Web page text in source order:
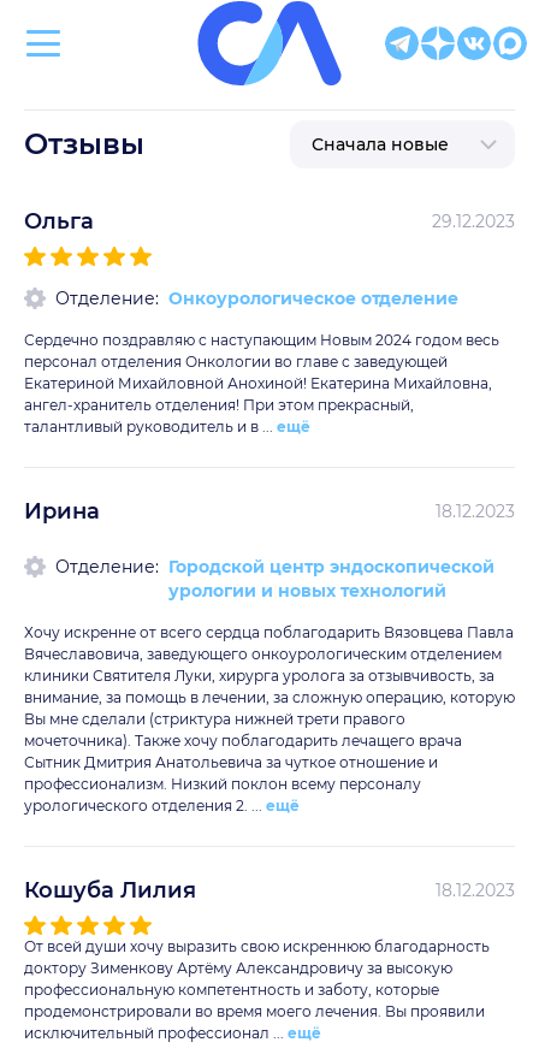
Отзывы
Ольга 29.12.2023
Отделение: Онкоурологическое отделение
Сердечно поздравляю с наступающим Новым 2024 годом весь
персонал отделения Онкологии во главе с заведующей
Екатериной Михайловной Анохиной! Екатерина Михайловна,
ангел-хранитель отделения! При этом прекрасный,
талантливый руководитель и в ... ещё
Ирина 18.12.2023
Отделение: Городской центр эндоскопической
урологии и новых технологий
Хочу искренне от всего сердца поблагодарить Вязовцева Павла
Вячеславовича, заведующего онкоурологическим отделением
клиники Святителя Луки, хирурга уролога за отзывчивость, за
внимание, за помощь в лечении, за сложную операцию, которую
Вы мне сделали (стриктура нижней трети правого
мочеточника). Также хочу поблагодарить лечащего врача
Сытник Дмитрия Анатольевича за чуткое отношение и
профессионализм. Низкий поклон всему персоналу
урологического отделения 2. ... ещё
Кошуба Лилия 18.12.2023
От всей души хочу выразить свою искреннюю благодарность
доктору Зименкову Артёму Александровичу за высокую
профессиональную компетентность и заботу, которые
продемонстрировали во время моего лечения. Вы проявили
исключительный профессионал ... ещё